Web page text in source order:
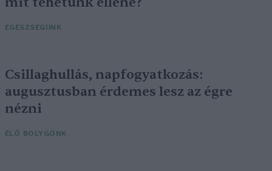
EGÉSZSÉGÜNK
Csillaghullás, napfogyatkozás:
augusztusban érdemes lesz az égre
nézni
ÉLŐ BOLYGÓNK